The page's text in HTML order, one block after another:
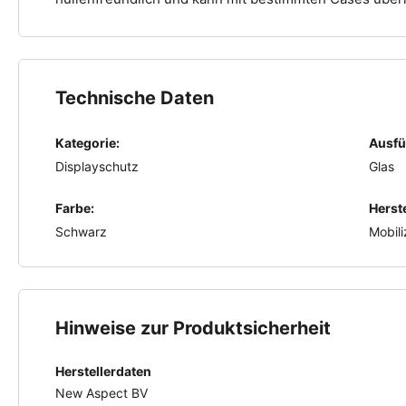
Technische Daten
Kategorie:
Displayschutz
Glas
Farbe:
Schwarz
Hinweise zur Produktsicherheit
Herstellerdaten
New Aspect BV